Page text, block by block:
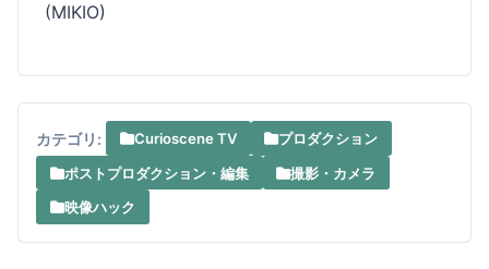
(MIKIO)
カテゴリ: Curioscene TV
プロダクション
ポストプロダクション・編集
撮影・カメラ
映像ハック